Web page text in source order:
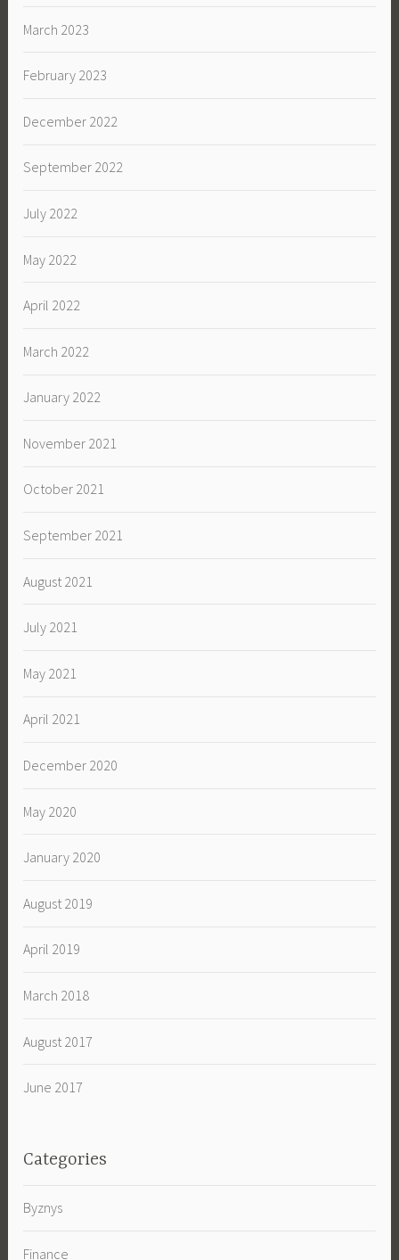
March 2023
February 2023
December 2022
September 2022
July 2022
May 2022
April 2022
March 2022
January 2022
November 2021
October 2021
September 2021
August 2021
July 2021
May 2021
April 2021
December 2020
May 2020
January 2020
August 2019
April 2019
March 2018
August 2017
June 2017
Categories
Byznys
Finance